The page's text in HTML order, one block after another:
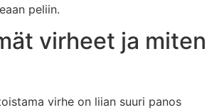
peliin.
virheet ja miten
virhe on liian suuri panos